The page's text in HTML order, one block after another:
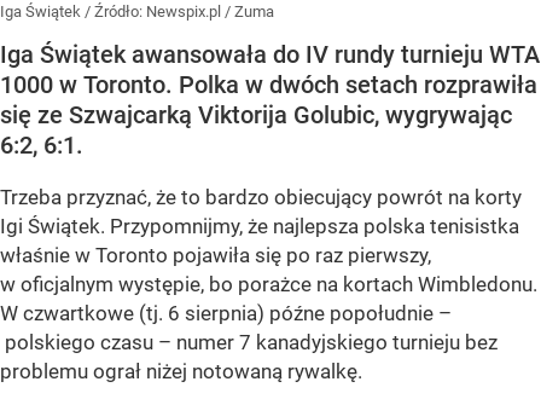
Iga Świątek / Źródło: Newspix.pl / Zuma
Iga Świątek awansowała do IV rundy turnieju WTA
1000 w Toronto. Polka w dwóch setach rozprawiła
się ze Szwajcarką Viktorija Golubic, wygrywając
6:2, 6:1.
Trzeba przyznać, że to bardzo obiecujący powrót na korty
Igi Świątek. Przypomnijmy, że najlepsza polska tenisistka
właśnie w Toronto pojawiła się po raz pierwszy,
w oficjalnym występie, bo porażce na kortach Wimbledonu.
W czwartkowe (tj. 6 sierpnia) późne popołudnie –
polskiego czasu – numer 7 kanadyjskiego turnieju bez
problemu ograł niżej notowaną rywalkę.